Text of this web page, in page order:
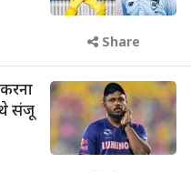
Share
थे संजू